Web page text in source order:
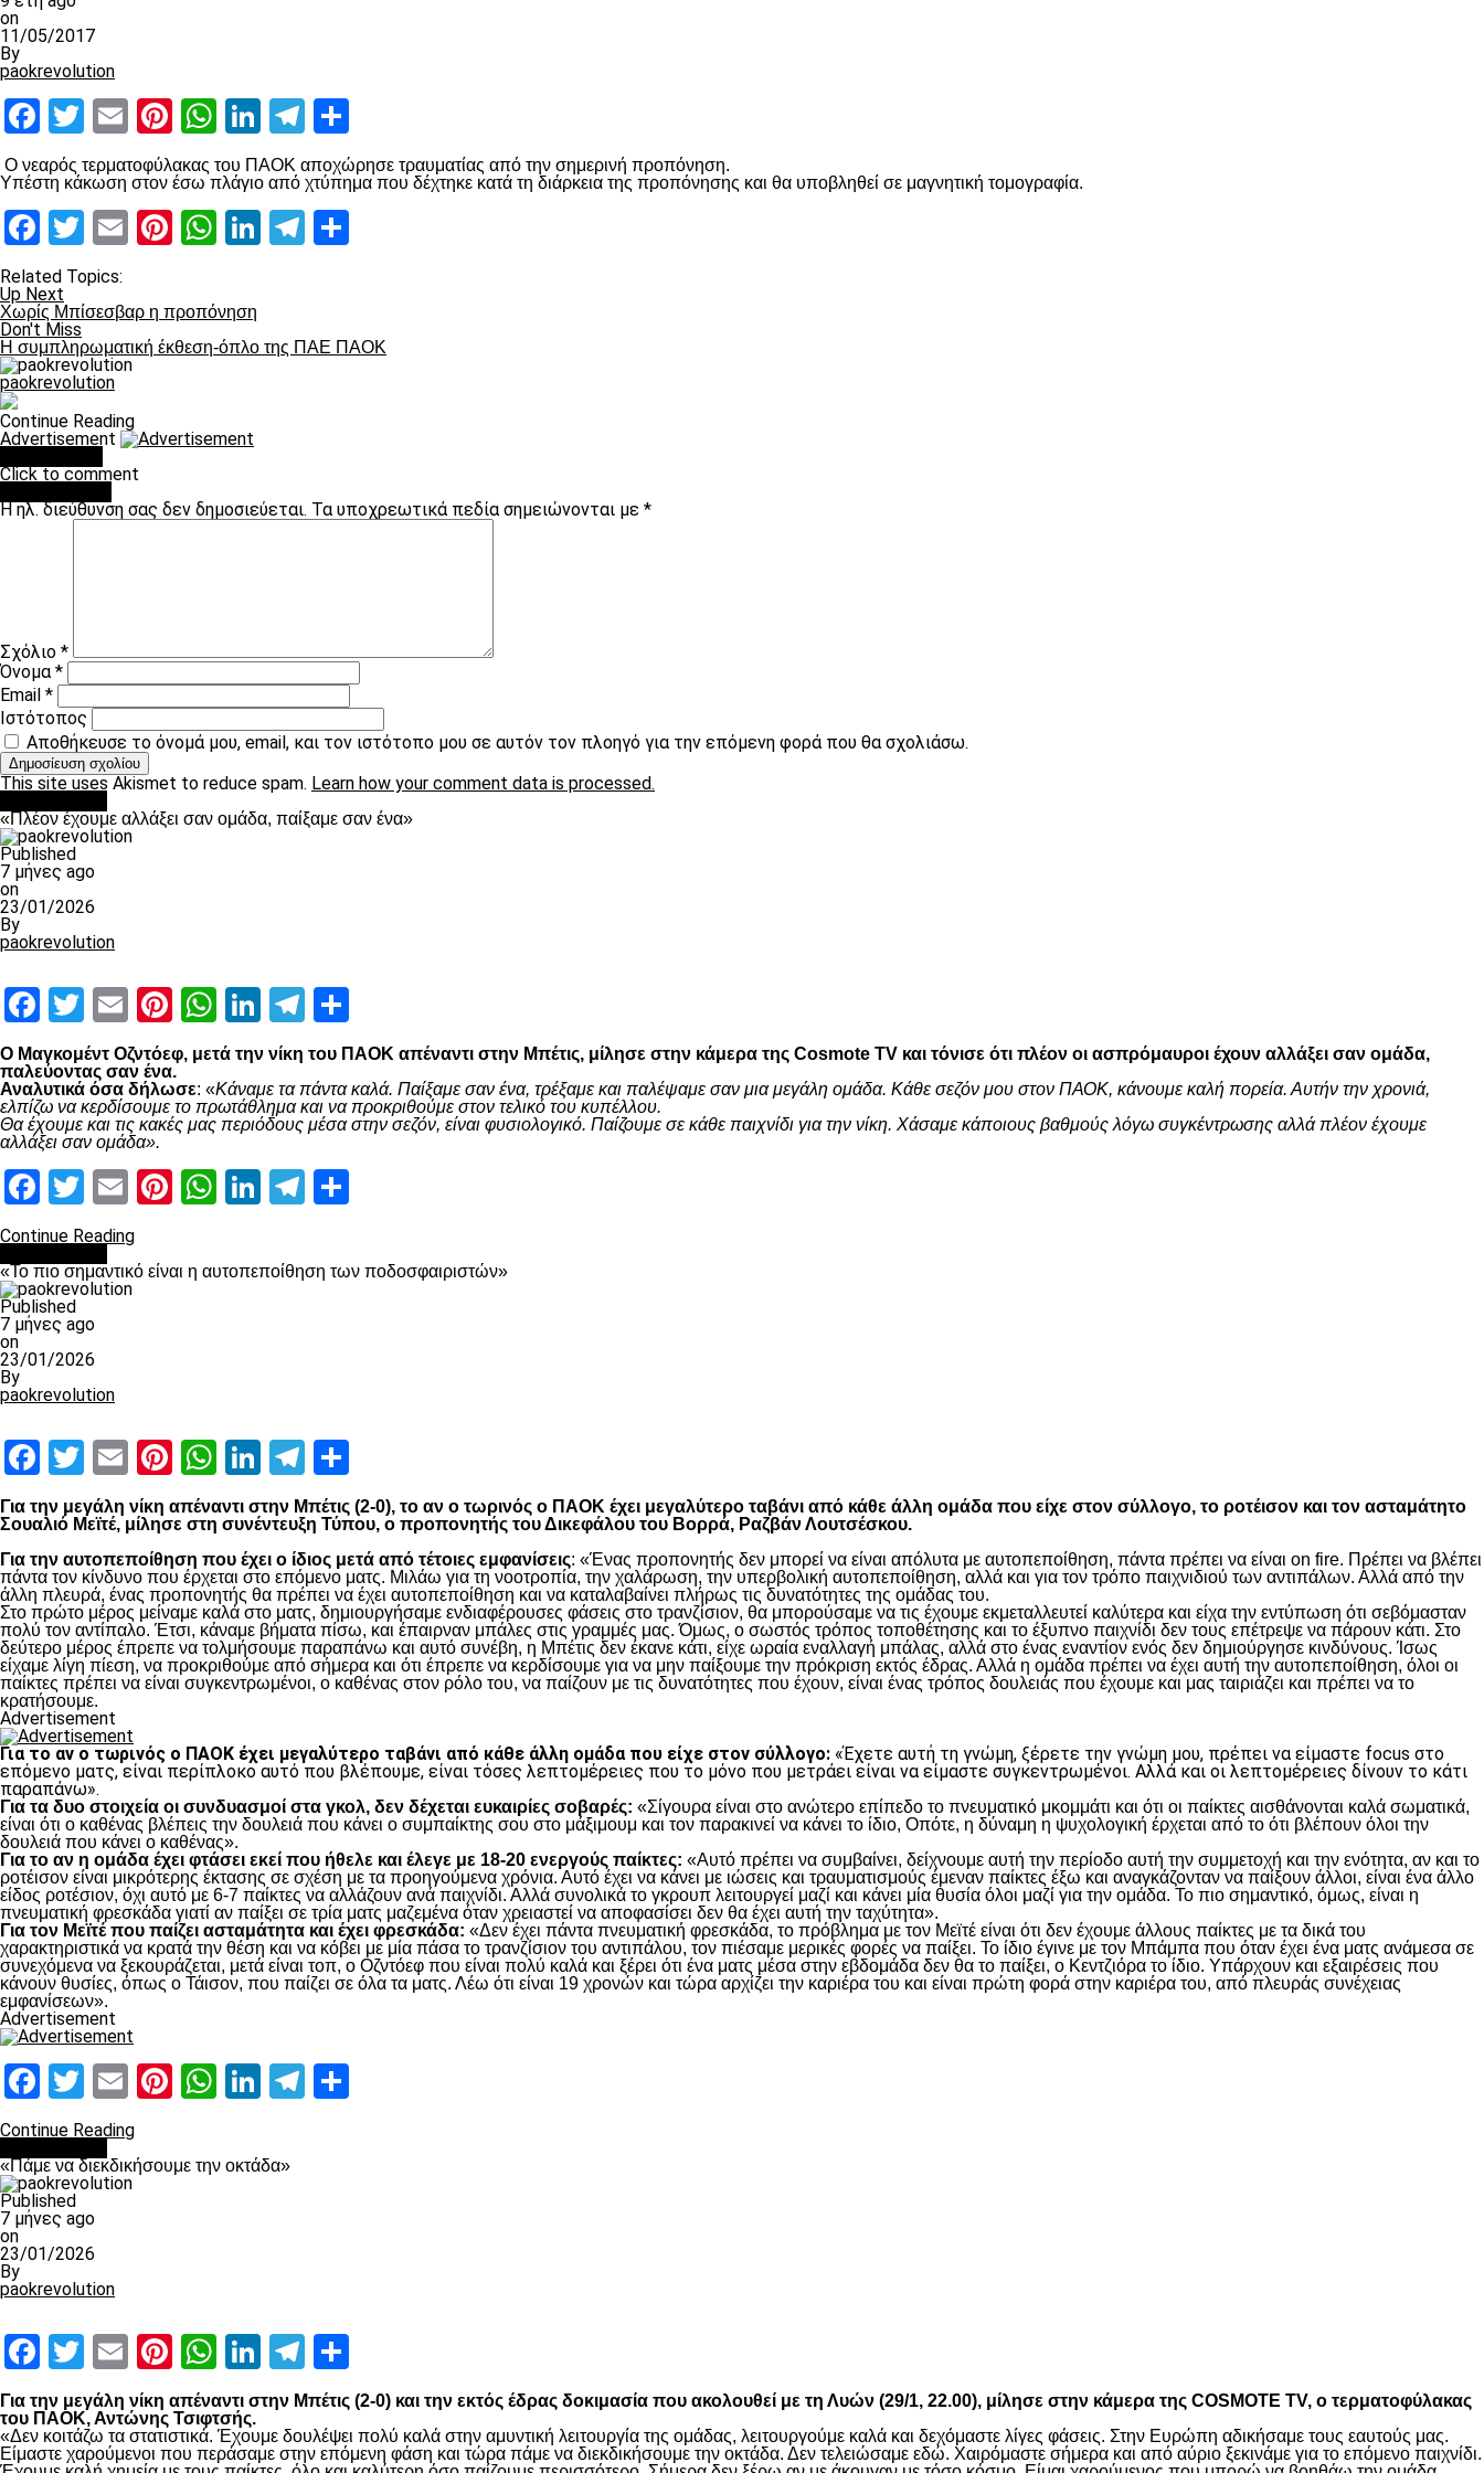
on
11/05/2017
By
paokrevolution
Facebook
Twitter
EmailPinterest
WhatsApp
LinkedIn
Telegram
Ο νεαρός τερματοφύλακας του ΠΑΟΚ αποχώρησε τραυματίας από την σημερινή προπόνηση.
Υπέστη κάκωση στον έσω πλάγιο από χτύπημα που δέχτηκε κατά τη διάρκεια της προπόνησης και θα υποβληθεί σε μαγνητική τομογραφία.
Facebook
Twitter
EmailPinterest
WhatsApp
LinkedIn
Telegram
Related Topics:
Up Next
Χωρίς Μπίσεσβαρ η προπόνηση
Don't Miss
Η συμπληρωματική έκθεση-όπλο της ΠΑΕ ΠΑΟΚ
paokrevolution
Continue Reading
Advertisement
Click to comment
Η ηλ. διεύθυνση σας δεν δημοσιεύεται. Τα υποχρεωτικά πεδία σημειώνονται με *
Σχόλιο *
Όνομα*
Email *
Ιστότοπος
Αποθήκευσε το όνομά μου, email, και τον ιστότοπο μου σε αυτόν τον πλοηγό για την επόμενη φορά που θα σχολιάσω.
This site uses Akismet to reduce spam. Learn how your comment data is processed.
«Πλέον έχουμε αλλάξει σαν ομάδα, παίξαμε σαν ένα»
Published
7 μήνες ago
on
23/01/2026
By
paokrevolution
Facebook
Twitter
EmailPinterest
WhatsApp
LinkedIn
Telegram
Ο Μαγκομέντ Οζντόεφ, μετά την νίκη του ΠΑΟΚ απέναντι στην Μπέτις, μίλησε στην κάμερα της Cosmote TV και τόνισε ότι πλέον οι ασπρόμαυροι έχουν αλλάξει σαν ομάδα,
παλεύοντας σαν ένα.
Αναλυτικά όσα δήλωσε: «Κάναμε τα πάντα καλά. Παίξαμε σαν ένα, τρέξαμε και παλέψαμε σαν μια μεγάλη ομάδα. Κάθε σεζόν μου στον ΠΑΟΚ, κάνουμε καλή πορεία. Αυτήν την χρονιά,
ελπίζω να κερδίσουμε το πρωτάθλημα και να προκριθούμε στον τελικό του κυπέλλου.
Θα έχουμε και τις κακές μας περιόδους μέσα στην σεζόν, είναι φυσιολογικό. Παίζουμε σε κάθε παιχνίδι για την νίκη. Χάσαμε κάποιους βαθμούς λόγω συγκέντρωσης αλλά πλέον έχουμε
αλλάξει σαν ομάδα».
Facebook
Twitter
EmailPinterest
WhatsApp
LinkedIn
Telegram
Continue Reading
«Το πιο σημαντικό είναι η αυτοπεποίθηση των ποδοσφαιριστών»
Published
7 μήνες ago
on
23/01/2026
By
paokrevolution
Facebook
Twitter
EmailPinterest
WhatsApp
LinkedIn
Telegram
Για την μεγάλη νίκη απέναντι στην Μπέτις (2-0), το αν ο τωρινός ο ΠΑΟΚ έχει μεγαλύτερο ταβάνι από κάθε άλλη ομάδα που είχε στον σύλλογο, το ροτέισον και τον ασταμάτητο
Σουαλιό Μεϊτέ, μίλησε στη συνέντευξη Τύπου, ο προπονητής του Δικεφάλου του Βορρά, Ραζβάν Λουτσέσκου.
Για την αυτοπεποίθηση που έχει ο ίδιος μετά από τέτοιες εμφανίσεις: «Ένας προπονητής δεν μπορεί να είναι απόλυτα με αυτοπεποίθηση, πάντα πρέπει να είναι on fire. Πρέπει να βλέπει
πάντα τον κίνδυνο που έρχεται στο επόμενο ματς. Μιλάω για τη νοοτροπία, την χαλάρωση, την υπερβολική αυτοπεποίθηση, αλλά και για τον τρόπο παιχνιδιού των αντιπάλων. Αλλά από την
άλλη πλευρά, ένας προπονητής θα πρέπει να έχει αυτοπεποίθηση και να καταλαβαίνει πλήρως τις δυνατότητες της ομάδας του.
Στο πρώτο μέρος μείναμε καλά στο ματς, δημιουργήσαμε ενδιαφέρουσες φάσεις στο τρανζίσιον, θα μπορούσαμε να τις έχουμε εκμεταλλευτεί καλύτερα και είχα την εντύπωση ότι σεβόμασταν
πολύ τον αντίπαλο. Έτσι, κάναμε βήματα πίσω, και έπαιρναν μπάλες στις γραμμές μας. Όμως, ο σωστός τρόπος τοποθέτησης και το έξυπνο παιχνίδι δεν τους επέτρεψε να πάρουν κάτι. Στο
δεύτερο μέρος έπρεπε να τολμήσουμε παραπάνω και αυτό συνέβη, η Μπέτις δεν έκανε κάτι, είχε ωραία εναλλαγή μπάλας, αλλά στο ένας εναντίον ενός δεν δημιούργησε κινδύνους. Ίσως
είχαμε λίγη πίεση, να προκριθούμε από σήμερα και ότι έπρεπε να κερδίσουμε για να μην παίξουμε την πρόκριση εκτός έδρας. Αλλά η ομάδα πρέπει να έχει αυτή την αυτοπεποίθηση, όλοι οι
παίκτες πρέπει να είναι συγκεντρωμένοι, ο καθένας στον ρόλο του, να παίζουν με τις δυνατότητες που έχουν, είναι ένας τρόπος δουλειάς που έχουμε και μας ταιριάζει και πρέπει να το
κρατήσουμε.
Advertisement
Για το αν ο τωρινός ο ΠΑΟΚ έχει μεγαλύτερο ταβάνι από κάθε άλλη ομάδα που είχε στον σύλλογο: «Έχετε αυτή τη γνώμη, ξέρετε την γνώμη μου, πρέπει να είμαστε focus στο
επόμενο ματς, είναι περίπλοκο αυτό που βλέπουμε, είναι τόσες λεπτομέρειες που το μόνο που μετράει είναι να είμαστε συγκεντρωμένοι. Αλλά και οι λεπτομέρειες δίνουν το κάτι
παραπάνω».
Για τα δυο στοιχεία οι συνδυασμοί στα γκολ, δεν δέχεται ευκαιρίες σοβαρές: «Σίγουρα είναι στο ανώτερο επίπεδο το πνευματικό μκομμάτι και ότι οι παίκτες αισθάνονται καλά σωματικά,
είναι ότι ο καθένας βλέπεις την δουλειά που κάνει ο συμπαίκτης σου στο μάξιμουμ και τον παρακινεί να κάνει το ίδιο, Οπότε, η δύναμη η ψυχολογική έρχεται από το ότι βλέπουν όλοι την
δουλειά που κάνει ο καθένας».
Για το αν η ομάδα έχει φτάσει εκεί που ήθελε και έλεγε με 18-20 ενεργούς παίκτες: «Αυτό πρέπει να συμβαίνει, δείχνουμε αυτή την περίοδο αυτή την συμμετοχή και την ενότητα, αν και το
ροτέισον είναι μικρότερης έκτασης σε σχέση με τα προηγούμενα χρόνια. Αυτό έχει να κάνει με ιώσεις και τραυματισμούς έμεναν παίκτες έξω και αναγκάζονταν να παίξουν άλλοι, είναι ένα άλλο
είδος ροτέσιον, όχι αυτό με 6-7 παίκτες να αλλάζουν ανά παιχνίδι. Αλλά συνολικά το γκρουπ λειτουργεί μαζί και κάνει μία θυσία όλοι μαζί για την ομάδα. Το πιο σημαντικό, όμως, είναι η
πνευματική φρεσκάδα γιατί αν παίξει σε τρία ματς μαζεμένα όταν χρειαστεί να αποφασίσει δεν θα έχει αυτή την ταχύτητα».
Για τον Μεϊτέ που παίζει ασταμάτητα και έχει φρεσκάδα: «Δεν έχει πάντα πνευματική φρεσκάδα, το πρόβλημα με τον Μεϊτέ είναι ότι δεν έχουμε άλλους παίκτες με τα δικά του
χαρακτηριστικά να κρατά την θέση και να κόβει με μία πάσα το τρανζίσιον του αντιπάλου, τον πιέσαμε μερικές φορές να παίξει. Το ίδιο έγινε με τον Μπάμπα που όταν έχει ένα ματς ανάμεσα σε
συνεχόμενα να ξεκουράζεται, μετά είναι τοπ, ο Οζντόεφ που είναι πολύ καλά και ξέρει ότι ένα ματς μέσα στην εβδομάδα δεν θα το παίξει, ο Κεντζιόρα το ίδιο. Υπάρχουν και εξαιρέσεις που
κάνουν θυσίες, όπως ο Τάισον, που παίζει σε όλα τα ματς. Λέω ότι είναι 19 χρονών και τώρα αρχίζει την καριέρα του και είναι πρώτη φορά στην καριέρα του, από πλευράς συνέχειας
εμφανίσεων».
Advertisement
Facebook
Twitter
EmailPinterest
WhatsApp
LinkedIn
Telegram
Continue Reading
«Πάμε να διεκδικήσουμε την οκτάδα»
Published
7 μήνες ago
on
23/01/2026
By
paokrevolution
Facebook
Twitter
EmailPinterest
WhatsApp
LinkedIn
Telegram
Για την μεγάλη νίκη απέναντι στην Μπέτις (2-0) και την εκτός έδρας δοκιμασία που ακολουθεί με τη Λυών (29/1, 22.00), μίλησε στην κάμερα της COSMOTE TV, ο τερματοφύλακας
του ΠΑΟΚ, Αντώνης Τσιφτσής.
«Δεν κοιτάζω τα στατιστικά. Έχουμε δουλέψει πολύ καλά στην αμυντική λειτουργία της ομάδας, λειτουργούμε καλά και δεχόμαστε λίγες φάσεις. Στην Ευρώπη αδικήσαμε τους εαυτούς μας.
Είμαστε χαρούμενοι που περάσαμε στην επόμενη φάση και τώρα πάμε να διεκδικήσουμε την οκτάδα. Δεν τελειώσαμε εδώ. Χαιρόμαστε σήμερα και από αύριο ξεκινάμε για το επόμενο παιχνίδι.